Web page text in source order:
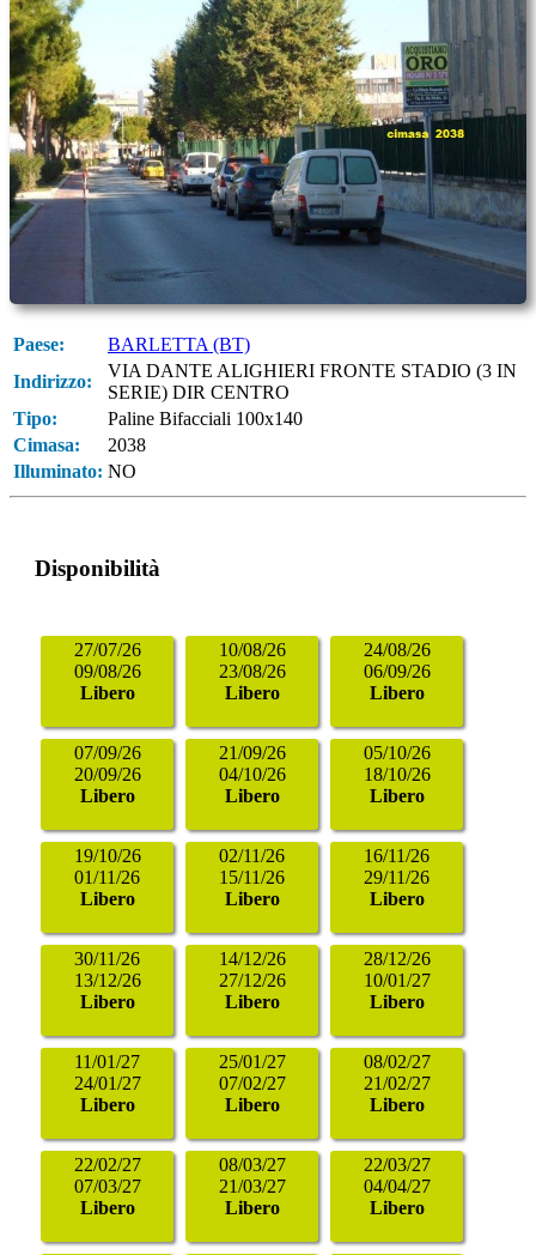
Paese:
BARLETTA (BT)
Indirizzo:
VIA DANTE ALIGHIERI FRONTE STADIO (3 IN
SERIE) DIR CENTRO
Tipo:
Paline Bifacciali 100x140
Cimasa:
2038
Illuminato: NO
Disponibilità
27/07/26
09/08/26
Libero
10/08/26
23/08/26
Libero
24/08/26
06/09/26
Libero
07/09/26
20/09/26
Libero
21/09/26
04/10/26
Libero
05/10/26
18/10/26
Libero
19/10/26
01/11/26
Libero
02/11/26
15/11/26
Libero
16/11/26
29/11/26
Libero
30/11/26
13/12/26
Libero
14/12/26
27/12/26
Libero
28/12/26
10/01/27
Libero
11/01/27
24/01/27
Libero
25/01/27
07/02/27
Libero
08/02/27
21/02/27
Libero
22/02/27
07/03/27
Libero
08/03/27
21/03/27
Libero
22/03/27
04/04/27
Libero